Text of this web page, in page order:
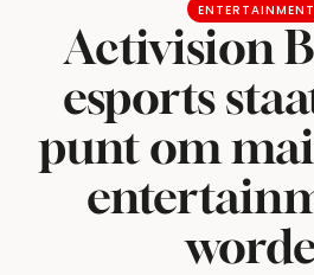
ENTERTAINMENT
Activision
esports
punt om